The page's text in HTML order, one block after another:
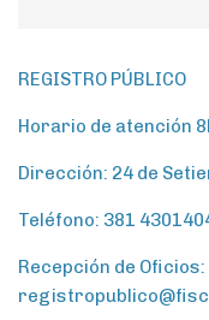
REGISTRO PÚBLICO
Horario de atención
Dirección: 24 de
Teléfono: 381
Recepción de Oficios: